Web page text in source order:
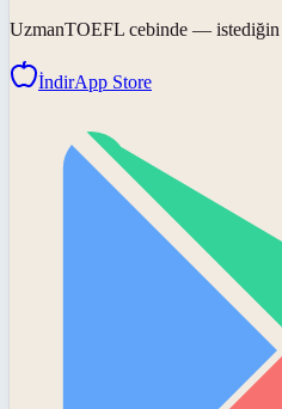
UzmanTOEFL cebinde — istediğin
İndirApp Store